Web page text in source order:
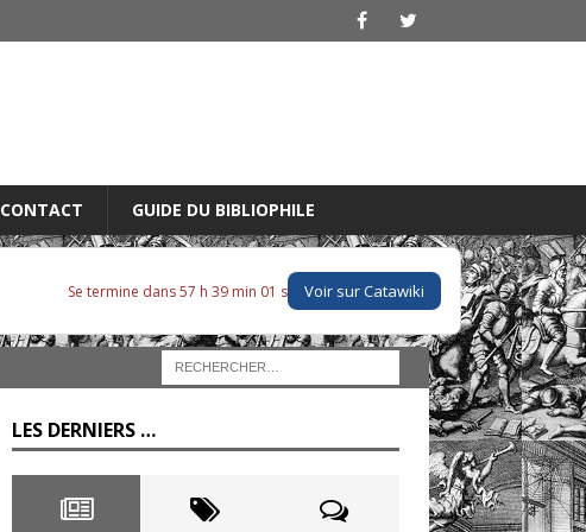
CONTACT GUIDE DU BIBLIOPHILE
Se termine dans 57 h 39 min 00 s Voir sur Catawiki
LES DERNIERS …